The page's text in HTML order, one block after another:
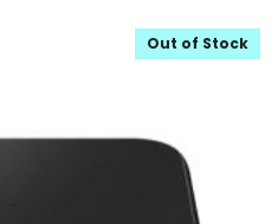
Out of Stock